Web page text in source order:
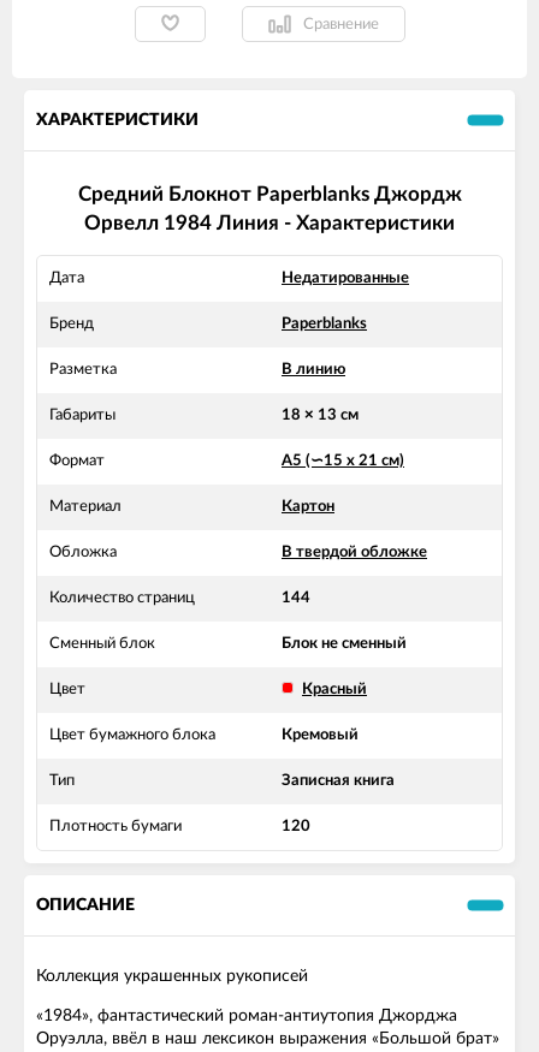
Сравнение
ХАРАКТЕРИСТИКИ
Средний Блокнот Paperblanks Джордж
Орвелл 1984 Линия - Характеристики
Дата Недатированные
Бренд Paperblanks
Разметка В линию
Габариты 18 × 13 см
Формат А5 (∽15 х 21 см)
Материал Картон
Обложка В твердой обложке
Количество страниц 144
Сменный блок Блок не сменный
Цвет Красный
Цвет бумажного блока Кремовый
Тип Записная книга
Плотность бумаги 120
ОПИСАНИЕ
Коллекция украшенных рукописей
«1984», фантастический роман-антиутопия Джорджа
Оруэлла, ввёл в наш лексикон выражения «Большой брат»